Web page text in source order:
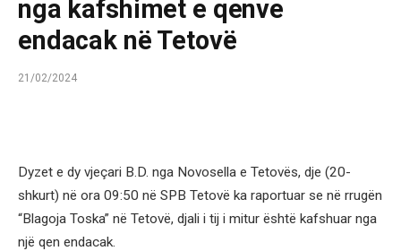
nga kafshimet e qenve
endacak në Tetovë
21/02/2024
Dyzet e dy vjeçari B.D. nga Novosella e Tetovës, dje (20-
shkurt) në ora 09:50 në SPB Tetovë ka raportuar se në rrugën
“Blagoja Toska” në Tetovë, djali i tij i mitur është kafshuar nga
një qen endacak.